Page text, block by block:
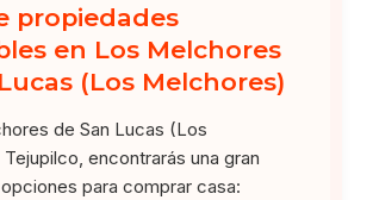
propiedades
en Los Melchores
(Los Melchores)
de San Lucas (Los
encontrarás una gran
para comprar casa: